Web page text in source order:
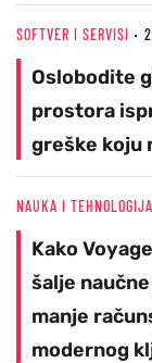
SOFTVER I SERVISI
Oslobodite
prostora
greške koju
NAUKA I TEHNOLOGIJA
Kako
šalje
manje
modernog